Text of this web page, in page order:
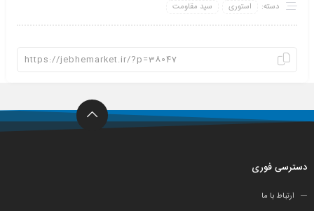
دسته: استوری سید مقاومت
دسترسی فوری
ارتباط با ما